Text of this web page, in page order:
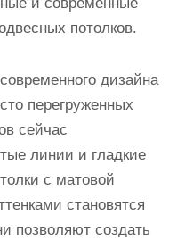
потолков.
дизайна
перегруженных
сейчас
линии и гладкие
с матовой
становятся
позволяют создать